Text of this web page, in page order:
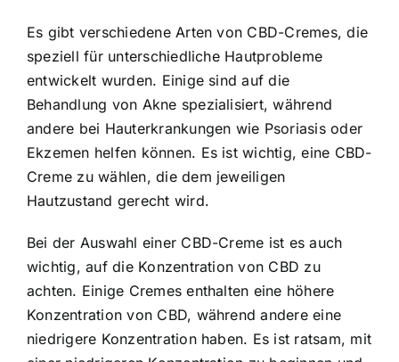
Es gibt verschiedene Arten von CBD-Cremes, die
speziell für unterschiedliche Hautprobleme
entwickelt wurden. Einige sind auf die
Behandlung von Akne spezialisiert, während
andere bei Hauterkrankungen wie Psoriasis oder
Ekzemen helfen können. Es ist wichtig, eine CBD-
Creme zu wählen, die dem jeweiligen
Hautzustand gerecht wird.
Bei der Auswahl einer CBD-Creme ist es auch
wichtig, auf die Konzentration von CBD zu
achten. Einige Cremes enthalten eine höhere
Konzentration von CBD, während andere eine
niedrigere Konzentration haben. Es ist ratsam, mit